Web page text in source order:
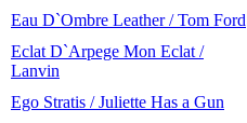
Eau D`Ombre Leather / Tom Ford
Eclat D`Arpege Mon Eclat /
Lanvin
Ego Stratis / Juliette Has a Gun